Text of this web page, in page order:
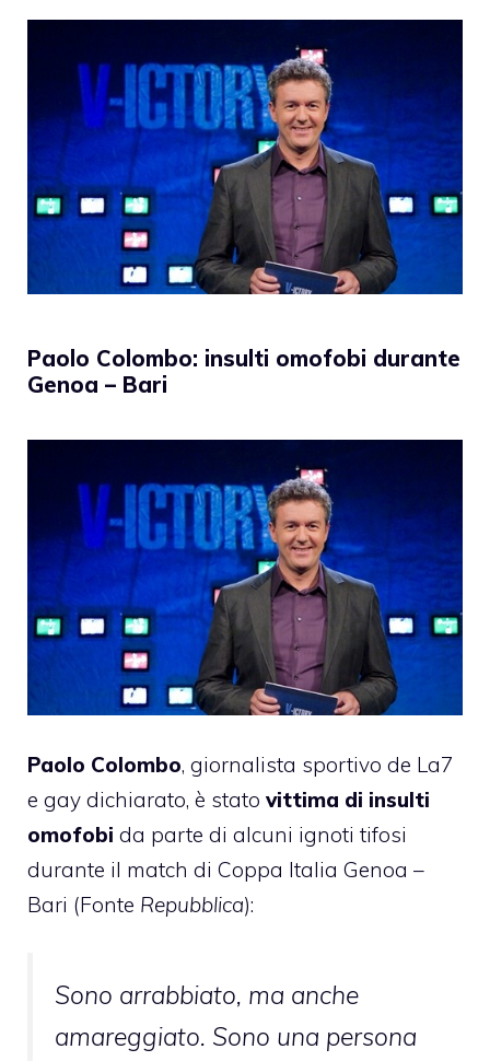
Paolo Colombo: insulti omofobi durante
Genoa – Bari
Paolo Colombo, giornalista sportivo de La7
e gay dichiarato, è stato vittima di insulti
omofobi da parte di alcuni ignoti tifosi
durante il match di Coppa Italia Genoa –
Bari (Fonte Repubblica):
Sono arrabbiato, ma anche
amareggiato. Sono una persona